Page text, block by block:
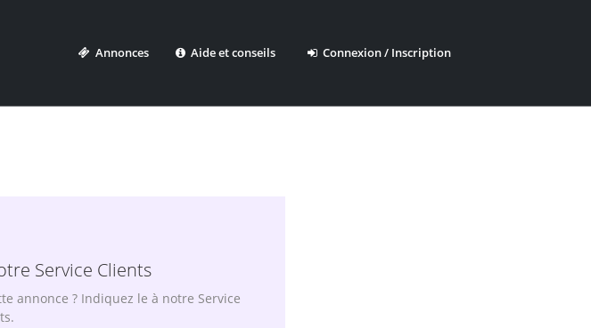
Annonces Aide et conseils Connexion / Inscription
Service Clients
annonce ? Indiquez le à notre Service